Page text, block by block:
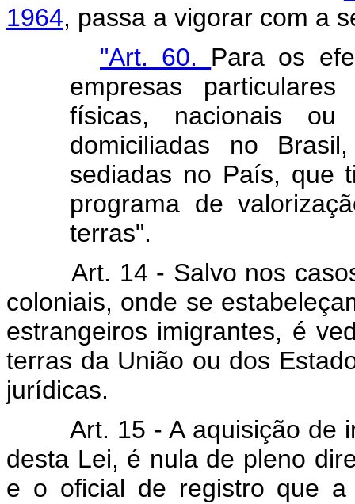
1964, passa a vigorar com a
"Art. 60. Para os
empresas
físicas, nacionais ou
domiciliadas no
sediadas no País, que
programa de
terras".
Art. 14 - Salvo nos
coloniais, onde se
estrangeiros imigrantes, é
terras da União ou dos
jurídicas.
Art. 15 - A aquisição de
desta Lei, é nula de pleno
e o oficial de registro que a